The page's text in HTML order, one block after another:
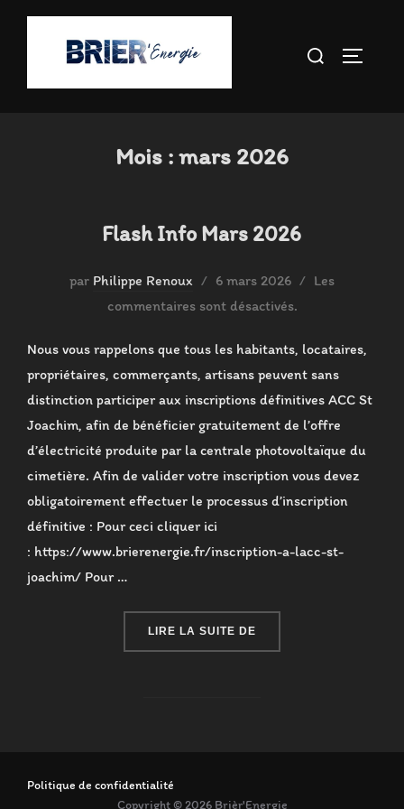
Rechercher :
Mois :mars 2026
Flash Info Mars 2026
par Philippe Renoux
Publié
le
6 mars 2026
Les
commentaires sont désactivés.
Nous vous rappelons que tous les habitants, locataires,
propriétaires, commerçants, artisans peuvent sans
distinction participer aux inscriptions définitives ACC St
Joachim, afin de bénéficier gratuitement de l’offre
d’électricité produite par la centrale photovoltaïque du
cimetière. Afin de valider votre inscription vous devez
obligatoirement effectuer le processus d’inscription
définitive : Pour ceci cliquer ici
: https://www.brierenergie.fr/inscription-a-lacc-st-
joachim/ Pour …
LIRE LA SUITE DE
Politique de confidentialité
Copyright © 2026 Brièr'Energie